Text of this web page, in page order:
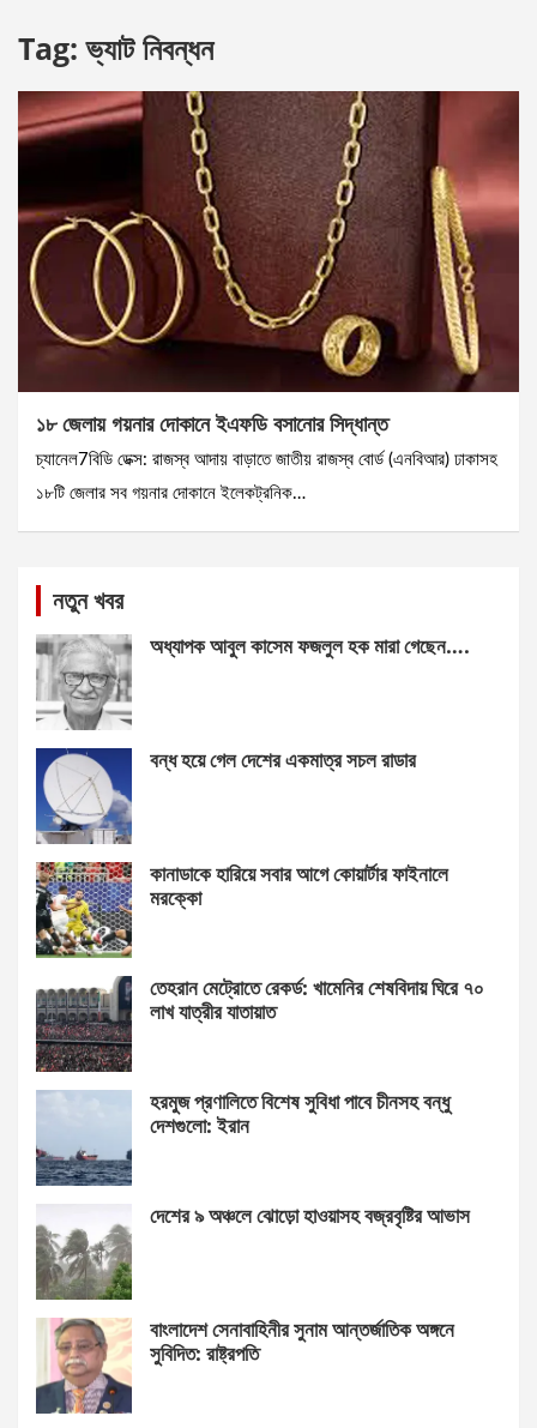
Tag:ভ্যাট নিবন্ধন
১৮ জেলায় গয়নার দোকানে ইএফডি বসানোর সিদ্ধান্ত
চ্যানেল7বিডি ডেক্স: রাজস্ব আদায় বাড়াতে জাতীয় রাজস্ব বোর্ড (এনবিআর) ঢাকাসহ
১৮টি জেলার সব গয়নার দোকানে ইলেকট্রনিক…
নতুন খবর
অধ্যাপক আবুল কাসেম ফজলুল হক মারা গেছেন….
বন্ধ হয়ে গেল দেশের একমাত্র সচল রাডার
কানাডাকে হারিয়ে সবার আগে কোয়ার্টার ফাইনালে
মরক্কো
তেহরান মেট্রোতে রেকর্ড: খামেনির শেষবিদায় ঘিরে ৭০
লাখ যাত্রীর যাতায়াত
হরমুজ প্রণালিতে বিশেষ সুবিধা পাবে চীনসহ বন্ধু
দেশগুলো: ইরান
দেশের ৯ অঞ্চলে ঝোড়ো হাওয়াসহ বজ্রবৃষ্টির আভাস
বাংলাদেশ সেনাবাহিনীর সুনাম আন্তর্জাতিক অঙ্গনে
সুবিদিত: রাষ্ট্রপতি